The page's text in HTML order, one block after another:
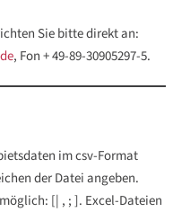
Sie bitte direkt an:
, Fon + 49-89-30905297-5.
im csv-Format
der Datei angeben.
[| , ; ]. Excel-Dateien